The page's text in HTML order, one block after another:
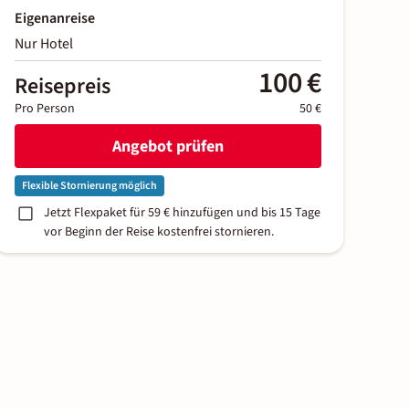
Eigenanreise
Nur Hotel
Reisepreis 100 €
Pro Person 50 €
Angebot prüfen
Flexible Stornierung möglich
Jetzt Flexpaket für 59 € hinzufügen und bis 15 Tage
vor Beginn der Reise kostenfrei stornieren.